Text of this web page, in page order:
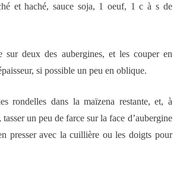
et haché, sauce soja, 1 oeuf, 1 c à s de
sur deux des aubergines, et les couper en
si possible un peu en oblique.
rondelles dans la maïzena restante, et, à
un peu de farce sur la face d’aubergine
presser avec la cuillière ou les doigts pour